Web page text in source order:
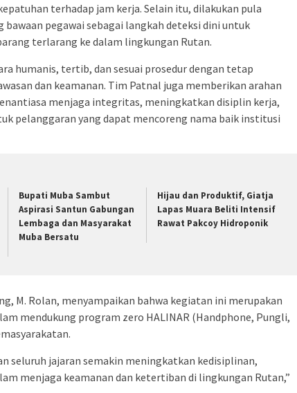
terhadap jam kerja. Selain itu, dilakukan pula
bawaan pegawai sebagai langkah deteksi dini untuk
terlarang ke dalam lingkungan Rutan.
humanis, tertib, dan sesuai prosedur dengan tetap
dan keamanan. Tim Patnal juga memberikan arahan
menjaga integritas, meningkatkan disiplin kerja,
pelanggaran yang dapat mencoreng nama baik institusi
Bupati Muba Sambut
Aspirasi Santun Gabungan
Lembaga dan Masyarakat
Muba Bersatu
Hijau dan Produktif, Giatja
Lapas Muara Beliti Intensif
Rawat Pakcoy Hidroponik
M. Rolan, menyampaikan bahwa kegiatan ini merupakan
mendukung program zero HALINAR (Handphone, Pungli,
seluruh jajaran semakin meningkatkan kedisiplinan,
menjaga keamanan dan ketertiban di lingkungan Rutan,”